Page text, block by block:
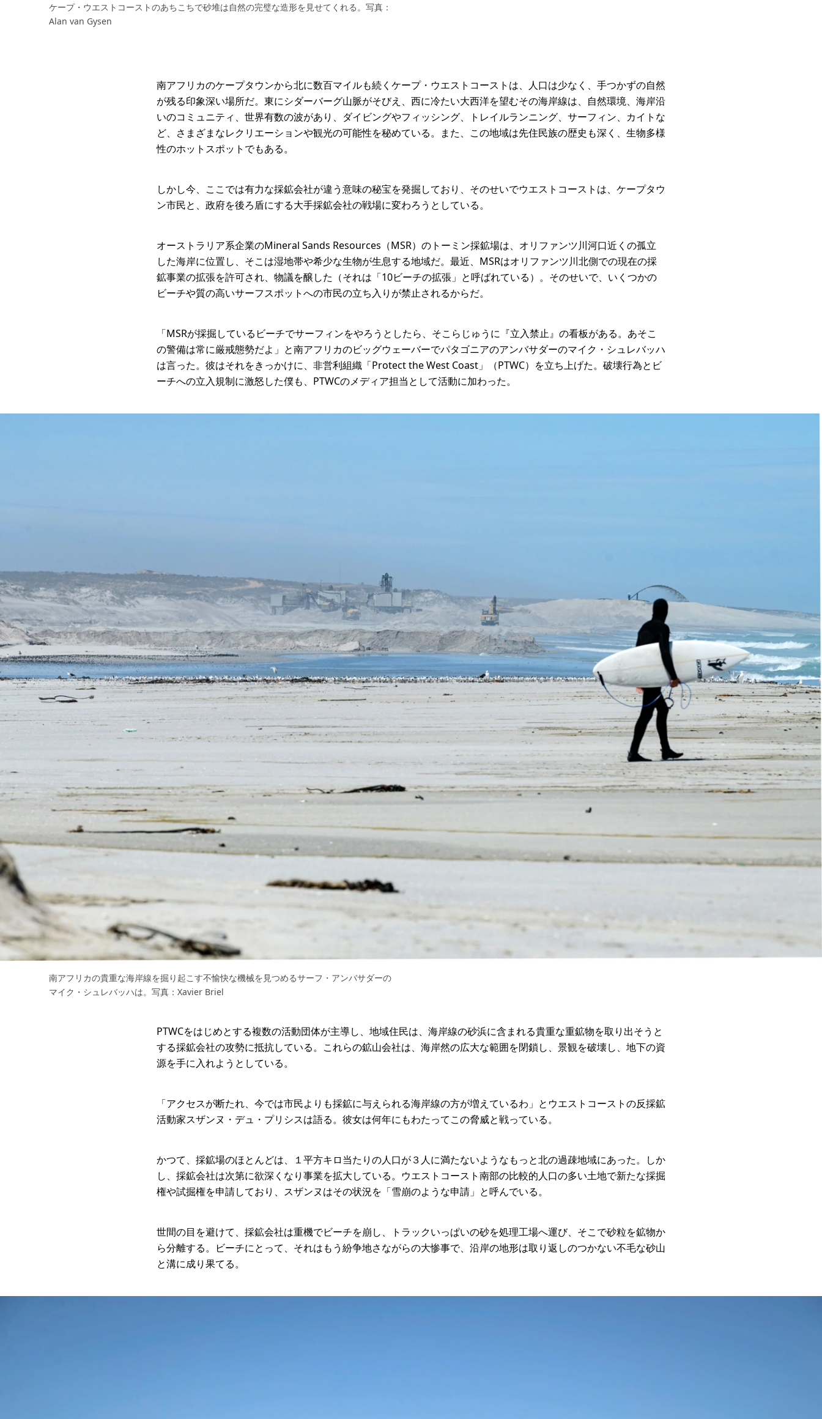
ケープ・ウエストコーストのあちこちで砂堆は自然の完璧な造形を見せてくれる。写真：
Alan van Gysen
南アフリカのケープタウンから北に数百マイルも続くケープ・ウエストコーストは、人口は少なく、手つかずの自然
が残る印象深い場所だ。東にシダーバーグ山脈がそびえ、西に冷たい大西洋を望むその海岸線は、自然環境、海岸沿
いのコミュニティ、世界有数の波があり、ダイビングやフィッシング、トレイルランニング、サーフィン、カイトな
ど、さまざまなレクリエーションや観光の可能性を秘めている。また、この地域は先住民族の歴史も深く、生物多様
性のホットスポットでもある。
しかし今、ここでは有力な採鉱会社が違う意味の秘宝を発掘しており、そのせいでウエストコーストは、ケープタウ
ン市民と、政府を後ろ盾にする大手採鉱会社の戦場に変わろうとしている。
オーストラリア系企業のMineral Sands Resources（MSR）のトーミン採鉱場は、オリファンツ川河口近くの孤立
した海岸に位置し、そこは湿地帯や希少な生物が生息する地域だ。最近、MSRはオリファンツ川北側での現在の採
鉱事業の拡張を許可され、物議を醸した（それは「10ビーチの拡張」と呼ばれている）。そのせいで、いくつかの
ビーチや質の高いサーフスポットへの市民の立ち入りが禁止されるからだ。
「MSRが採掘しているビーチでサーフィンをやろうとしたら、そこらじゅうに『立入禁止』の看板がある。あそこ
の警備は常に厳戒態勢だよ」と南アフリカのビッグウェーバーでパタゴニアのアンバサダーのマイク・シュレバッハ
は言った。彼はそれをきっかけに、非営利組織「Protect the West Coast」（PTWC）を立ち上げた。破壊行為とビ
ーチへの立入規制に激怒した僕も、PTWCのメディア担当として活動に加わった。
南アフリカの貴重な海岸線を掘り起こす不愉快な機械を見つめるサーフ・アンバサダーの
マイク・シュレバッハは。写真：Xavier Briel
PTWCをはじめとする複数の活動団体が主導し、地域住民は、海岸線の砂浜に含まれる貴重な重鉱物を取り出そうと
する採鉱会社の攻勢に抵抗している。これらの鉱山会社は、海岸然の広大な範囲を閉鎖し、景観を破壊し、地下の資
源を手に入れようとしている。
「アクセスが断たれ、今では市民よりも採鉱に与えられる海岸線の方が増えているわ」とウエストコーストの反採鉱
活動家スザンヌ・デュ・プリシスは語る。彼女は何年にもわたってこの脅威と戦っている。
かつて、採鉱場のほとんどは、１平方キロ当たりの人口が３人に満たないようなもっと北の過疎地域にあった。しか
し、採鉱会社は次第に欲深くなり事業を拡大している。ウエストコースト南部の比較的人口の多い土地で新たな採掘
権や試掘権を申請しており、スザンヌはその状況を「雪崩のような申請」と呼んでいる。
世間の目を避けて、採鉱会社は重機でビーチを崩し、トラックいっぱいの砂を処理工場へ運び、そこで砂粒を鉱物か
ら分離する。ビーチにとって、それはもう紛争地さながらの大惨事で、沿岸の地形は取り返しのつかない不毛な砂山
と溝に成り果てる。